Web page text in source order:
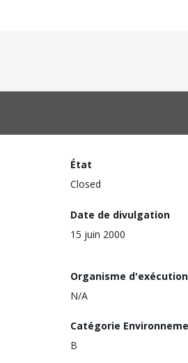
État
Closed
Date de divulgation
15 juin 2000
Organisme d'exécution
N/A
Catégorie
B